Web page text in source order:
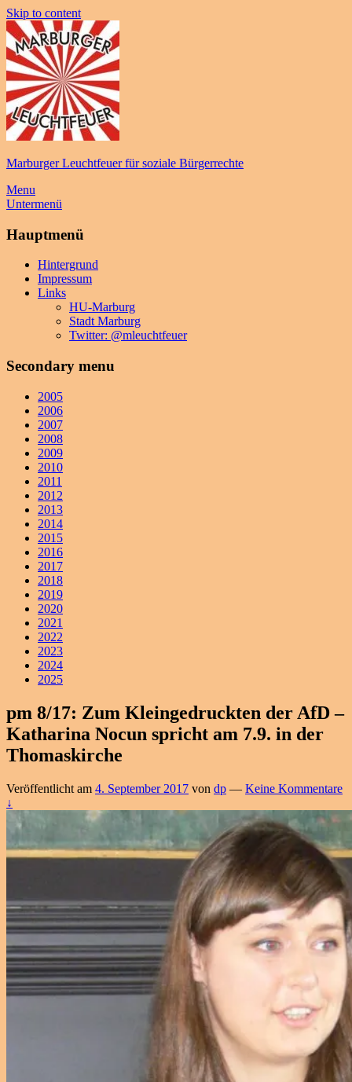
Skip to content
Marburger Leuchtfeuer für soziale Bürgerrechte
Menu
Untermenü
Hauptmenü
Hintergrund
Impressum
Links
HU-Marburg
Stadt Marburg
Twitter: @mleuchtfeuer
Secondary menu
2005
2006
2007
2008
2009
2010
2011
2012
2013
2014
2015
2016
2017
2018
2019
2020
2021
2022
2023
2024
2025
pm 8/17: Zum Kleingedruckten der AfD –
Katharina Nocun spricht am 7.9. in der
Thomaskirche
Veröffentlicht am 4. September 2017 von dp — Keine Kommentare
↓